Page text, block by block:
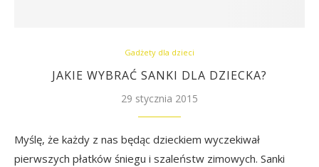
Gadżety dla dzieci
JAKIE WYBRAĆ SANKI DLA DZIECKA?
29 stycznia 2015
Myślę, że każdy z nas będąc dzieckiem wyczekiwał
pierwszych płatków śniegu i szaleństw zimowych. Sanki